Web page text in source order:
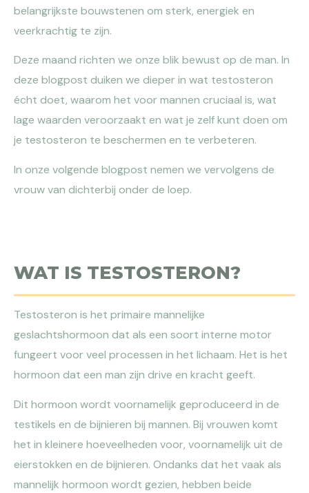
belangrijkste bouwstenen om sterk, energiek en
veerkrachtig te zijn.
Deze maand richten we onze blik bewust op de man. In
deze blogpost duiken we dieper in wat testosteron
écht doet, waarom het voor mannen cruciaal is, wat
lage waarden veroorzaakt en wat je zelf kunt doen om
je testosteron te beschermen en te verbeteren.
In onze volgende blogpost nemen we vervolgens de
vrouw van dichterbij onder de loep.
WAT IS TESTOSTERON?
Testosteron is het primaire mannelijke
geslachtshormoon dat als een soort interne motor
fungeert voor veel processen in het lichaam. Het is het
hormoon dat een man zijn drive en kracht geeft.
Dit hormoon wordt voornamelijk geproduceerd in de
testikels en de bijnieren bij mannen. Bij vrouwen komt
het in kleinere hoeveelheden voor, voornamelijk uit de
eierstokken en de bijnieren. Ondanks dat het vaak als
mannelijk hormoon wordt gezien, hebben beide